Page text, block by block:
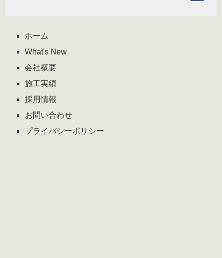
ホーム
What's New
会社概要
施工実績
採用情報
お問い合わせ
プライバシーポリシー